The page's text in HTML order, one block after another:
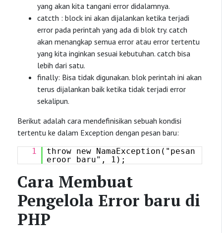
yang akan kita tangani error didalamnya.
catcth : block ini akan dijalankan ketika terjadi
error pada perintah yang ada di blok try. catch
akan menangkap semua error atau error tertentu
yang kita inginkan sesuai kebutuhan. catch bisa
lebih dari satu.
finally: Bisa tidak digunakan. blok perintah ini akan
terus dijalankan baik ketika tidak terjadi error
sekalipun.
Berikut adalah cara mendefinisikan sebuah kondisi
tertentu ke dalam Exception dengan pesan baru:
1
throw new NamaException("pesan
eroor baru", 1);
Cara Membuat
Pengelola Error baru di
PHP